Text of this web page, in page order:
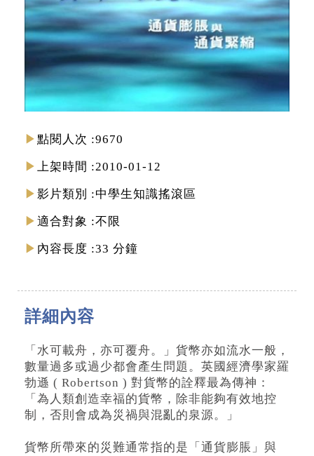
點閱人次 9670
上架時間 2010-01-12
影片類別 中學生知識搖滾區
適合對象 不限
內容長度 33 分鐘
詳細內容
「水可載舟，亦可覆舟。」貨幣亦如流水一般，
數量過多或過少都會產生問題。英國經濟學家羅
勃遜 ( Robertson ) 對貨幣的詮釋最為傳神：
「為人類創造幸福的貨幣，除非能夠有效地控
制，否則會成為災禍與混亂的泉源。」
貨幣所帶來的災難通常指的是「通貨膨脹」與